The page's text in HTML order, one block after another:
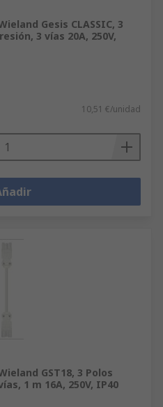
Gesis CLASSIC, 3
3 vías 20A, 250V,
10,51 €/unidad
GST18, 3 Polos
1 m 16A, 250V, IP40